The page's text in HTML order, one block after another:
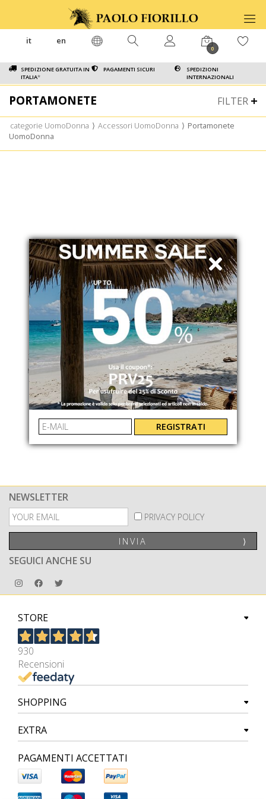
SPEDIZIONE GRATUITA IN
ITALIA*
PAGAMENTI SICURI
SPEDIZIONI
INTERNAZIONALI
it en
0
FILTER
PORTAMONETE
categorie UomoDonna ⟩ Accessori UomoDonna ⟩ Portamonete
UomoDonna
ZADIG&VOLTAIRE
MINI ZV GRAINED LEATHER
LWSG00004NOIR
€ 95.00 -29.5%
€ 67.00
ZADIG&VOLTAIRE
MINI ZV GRAINED LEATHER
LWSG00004PODIUM
€ 105.00 -29.5%
€ 74.00
NEWSLETTER
PRIVACY POLICY
INVIA ⟩
SEGUICI ANCHE SU
STORE
930
Recensioni
SHOPPING
EXTRA
PAGAMENTI ACCETTATI
REGISTRATI